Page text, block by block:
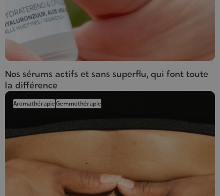
Nos sérums actifs et sans superflu, qui font toute
la différence
AromathérapieGemmothérapie